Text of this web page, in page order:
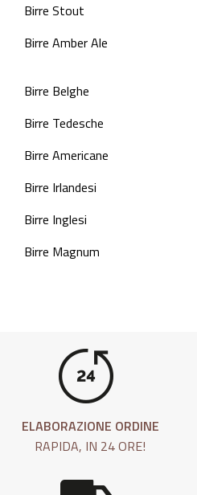
Birre Stout
Birre Amber Ale
Birre Belghe
Birre Tedesche
Birre Americane
Birre Irlandesi
Birre Inglesi
Birre Magnum
ELABORAZIONE ORDINE
RAPIDA, IN 24 ORE!